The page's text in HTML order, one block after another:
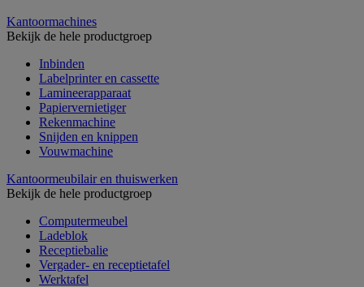
Kantoormachines
Bekijk de hele productgroep
Inbinden
Labelprinter en cassette
Lamineerapparaat
Papiervernietiger
Rekenmachine
Snijden en knippen
Vouwmachine
Kantoormeubilair en thuiswerken
Bekijk de hele productgroep
Computermeubel
Ladeblok
Receptiebalie
Vergader- en receptietafel
Werktafel